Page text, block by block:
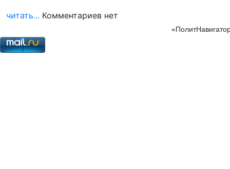
читать... Комментариев нет